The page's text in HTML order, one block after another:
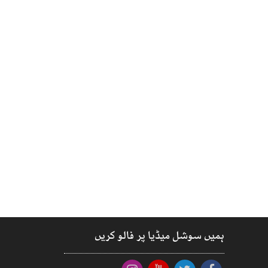
ہمیں سوشل میڈیا پر فالو کریں